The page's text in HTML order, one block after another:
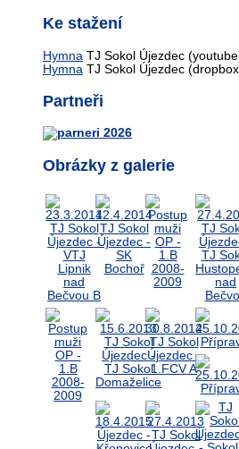
Ke stažení
Hymna TJ Sokol Újezdec
Hymna TJ Sokol Újezdec
Partneři
Obrázky z galerie